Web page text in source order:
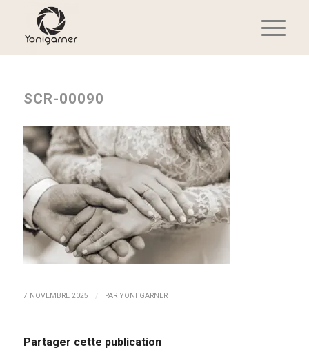
SCR-00090
7 NOVEMBRE 2025 / PAR YONI GARNER
Partager cette publication